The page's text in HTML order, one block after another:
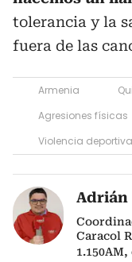
tolerancia y la
fuera de las
Armenia
Agresiones físicas
Violencia deportiva
Adrián
Caracol
1.150AM,